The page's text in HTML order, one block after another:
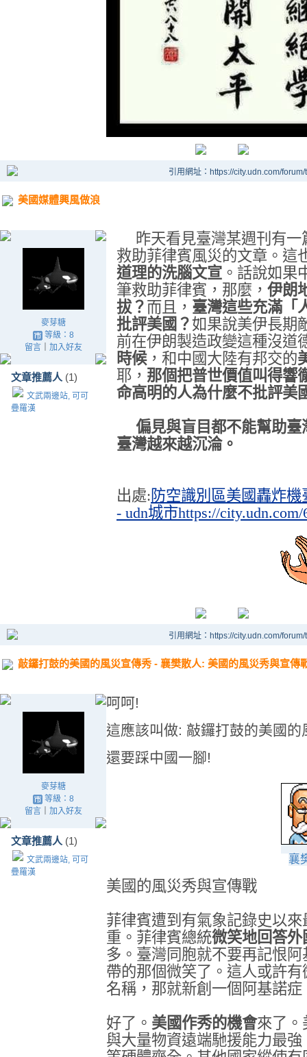
引用網址：https://city.udn.com/
美國媒體興風做浪
麥芽糖
等級：8
留言｜ 加入好友
文章推薦人 (1)
文武兩邊站, 可可
疊羅漢
昨天看見臺灣某週刊有
救助菲律賓風災的文章。這
道理的洗腦文宣 。話說如果
筆救助菲律賓，那麼， 伊朗
拔？ 而且， 臺灣這些充滿「
批評美國？如果說美伊長期
前在伊朗製造政變這種沒道
時候，和中國大陸有邦交的
耶， 那個把普世價值叫得響
命高明的人為什麼不批評美
偏見與盲目都不能幫助
臺灣越來越沉淪。
出處: 防空識別區美國轟炸
- udn城市https://
引用網址：https://city.udn.com/
敲鑼打鼓的美國的風災宣傳秀 - 襄樊散人: 美國的風災秀與宣傳
麥芽糖
等級：8
留言｜ 加入好友
文章推薦人 (1)
文武兩邊站, 可可
疊羅漢
呵呵!
這應該叫做: 敲鑼打鼓的美國的
還要踩中國一腳!
襄
美國的風災秀與宣傳戰
菲律賓遭到有氣象記錄史以
重。菲律賓總統微笑地回答外
多。臺灣同胞就不要再記恨
帶的那個微笑了。這人或許
名稱，那就新創一個阿基諾症
好了。 美國作秀的機會來了。
與大量物資遠端馳援能力最